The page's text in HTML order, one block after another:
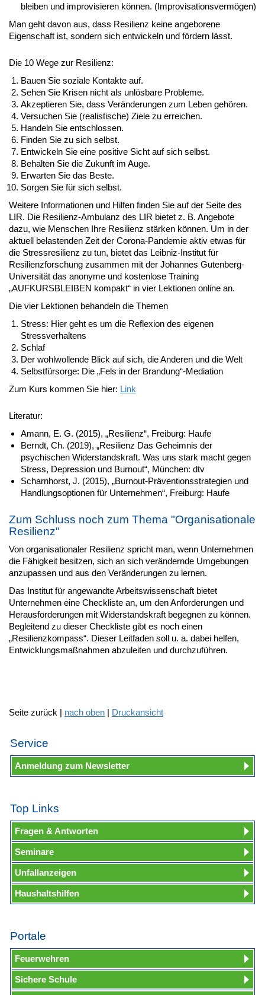
bleiben und improvisieren können. (Improvisationsvermögen)
Man geht davon aus, dass Resilienz keine angeborene
Eigenschaft ist, sondern sich entwickeln und fördern lässt.
Die 10 Wege zur Resilienz:
Bauen Sie soziale Kontakte auf.
Sehen Sie Krisen nicht als unlösbare Probleme.
Akzeptieren Sie, dass Veränderungen zum Leben gehören.
Versuchen Sie (realistische) Ziele zu erreichen.
Handeln Sie entschlossen.
Finden Sie zu sich selbst.
Entwickeln Sie eine positive Sicht auf sich selbst.
Behalten Sie die Zukunft im Auge.
Erwarten Sie das Beste.
Sorgen Sie für sich selbst.
Weitere Informationen und Hilfen finden Sie auf der Seite des
LIR. Die Resilienz-Ambulanz des LIR bietet z. B. Angebote
dazu, wie Menschen Ihre Resilienz stärken können. Um in der
aktuell belastenden Zeit der Corona-Pandemie aktiv etwas für
die Stressresilienz zu tun, bietet das Leibniz-Institut für
Resilienzforschung zusammen mit der Johannes Gutenberg-
Universität das anonyme und kostenlose Training
„AUFKURSBLEIBEN kompakt“ in vier Lektionen online an.
Die vier Lektionen behandeln die Themen
Stress: Hier geht es um die Reflexion des eigenen
Stressverhaltens
Schlaf
Der wohlwollende Blick auf sich, die Anderen und die Welt
Selbstfürsorge: Die „Fels in der Brandung“-Mediation
Zum Kurs kommen Sie hier: Link
Literatur:
Amann, E. G. (2015), „Resilienz“, Freiburg: Haufe
Berndt, Ch. (2019), „Resilienz Das Geheimnis der
psychischen Widerstandskraft. Was uns stark macht gegen
Stress, Depression und Burnout“, München: dtv
Scharnhorst, J. (2015), „Burnout-Präventionsstrategien und
Handlungsoptionen für Unternehmen“, Freiburg: Haufe
Zum Schluss noch zum Thema "Organisationale
Resilienz"
Von organisationaler Resilienz spricht man, wenn Unternehmen
die Fähigkeit besitzen, sich an sich verändernde Umgebungen
anzupassen und aus den Veränderungen zu lernen.
Das Institut für angewandte Arbeitswissenschaft bietet
Unternehmen eine Checkliste an, um den Anforderungen und
Herausforderungen mit Widerstandskraft begegnen zu können.
Begleitend zu dieser Checkliste gibt es noch einen
„Resilienzkompass“. Dieser Leitfaden soll u. a. dabei helfen,
Entwicklungsmaßnahmen abzuleiten und durchzuführen.
Seite zurück | nach oben | Druckansicht
Service
Anmeldung zum Newsletter
Top Links
Fragen & Antworten
Seminare
Unfallanzeigen
Haushaltshilfen
Portale
Feuerwehren
Sichere Schule